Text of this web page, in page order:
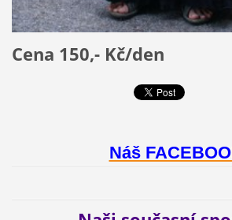
Cena 150,- Kč/den
Náš